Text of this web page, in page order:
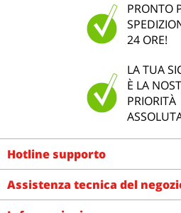
PRONTO
24 ORE!
LA TUA
È LA
PRIORITÀ
Hotline supporto
Assistenza tecnica del